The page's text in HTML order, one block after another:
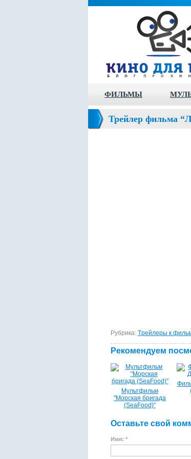
ФИЛЬМЫ
Трейлер фильма
Рубрика: Tрейлеры к
Рекомендуем
Мультфильм
"Морская бригада
(SeaFood)"
Оставьте свой
Имя: *